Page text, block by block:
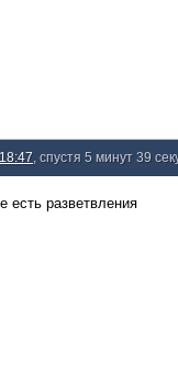
, спустя 5 минут 39
есть разветвления